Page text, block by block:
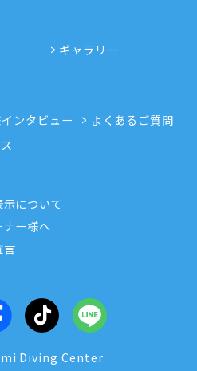
ギャラリー
ンタビュー
よくあるご質問
について
ー様へ
言
Diving Center